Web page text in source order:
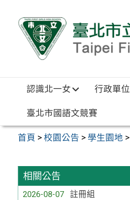
認識北一女 行政單位
臺北市國語文競賽
首頁 >校園公告 > 學生園地 >
相關公告
2026-08-07
註冊組